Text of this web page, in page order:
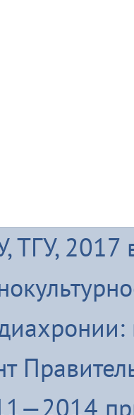
ТГУ, 2017